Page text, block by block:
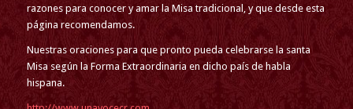
razones para conocer y amar la Misa tradicional, y que desde esta
página recomendamos.
Nuestras oraciones para que pronto pueda celebrarse la santa
Misa según la Forma Extraordinaria en dicho país de habla
hispana.